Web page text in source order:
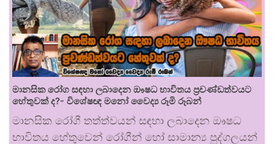
මානසික රෝග සඳහා ලබාදෙන ඖෂධ භාවිතය ප්‍රචණ්ඩත්වයට
හේතුවක් ද?- විශේෂඥ මනෝ වෛද්‍ය රූමි රූබන්
මානසික රෝගී තත්ත්වයන් සඳහා ලබාදෙන ඖෂධ
භාවිතය හේතුවෙන් රෝගීන් හෝ සාමාන්‍ය පුද්ගලයන්